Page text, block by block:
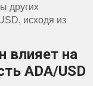
других
исходя из
влияет на
ADA/USD